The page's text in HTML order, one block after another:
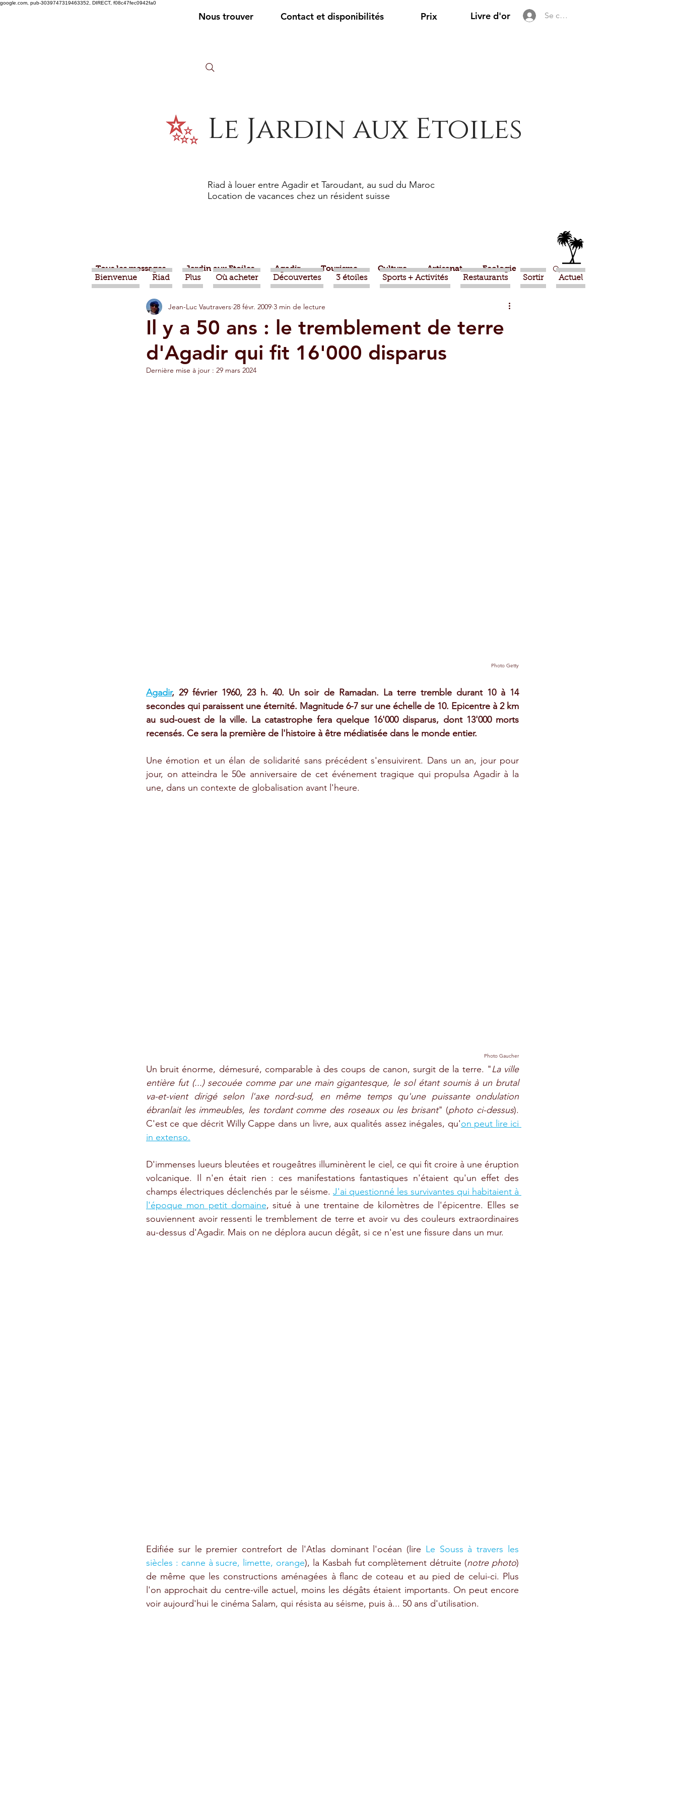
google.com, pub-3039747319463352, DIRECT, f08c47fec0942fa0
Nous trouver Contact et disponibilités Prix Livre d'or Se connecter
Le Jardin aux Etoiles
Riad à louer entre Agadir et Taroudant, au sud du Maroc
Location de vacances chez un résident suisse
Bienvenue Riad Plus Où acheter Découvertes 3 étoiles Sports + Activités Restaurants Sortir Actuel
Tous les messages Jardin aux Etoiles Agadir Tourisme Culture Artisanat Ecologie
Nature Berbère Politique Taroudant
Alimentation Evénements Mohammed VI Economie Déconseillé
Il y a 50 ans : le tremblement de terre
d'Agadir qui fit 16'000 disparus
Jean-Luc Vautravers 28 févr. 2009 3 min de lecture
Dernière mise à jour : 29 mars 2024
Photo Getty
Agadir, 29 février 1960, 23 h. 40. Un soir de Ramadan. La terre tremble durant 10 à 14
secondes qui paraissent une éternité. Magnitude 6-7 sur une échelle de 10. Epicentre à 2 km
au sud-ouest de la ville. La catastrophe fera quelque 16'000 disparus, dont 13'000 morts
recensés. Ce sera la première de l'histoire à être médiatisée dans le monde entier.
Une émotion et un élan de solidarité sans précédent s'ensuivirent. Dans un an, jour pour
jour, on atteindra le 50e anniversaire de cet événement tragique qui propulsa Agadir à la
une, dans un contexte de globalisation avant l'heure.
Photo Gaucher
Un bruit énorme, démesuré, comparable à des coups de canon, surgit de la terre. "La ville
entière fut (...) secouée comme par une main gigantesque, le sol étant soumis à un brutal
va-et-vient dirigé selon l'axe nord-sud, en même temps qu'une puissante ondulation
ébranlait les immeubles, les tordant comme des roseaux ou les brisant" (photo ci-dessus).
C'est ce que décrit Willy Cappe dans un livre, aux qualités assez inégales, qu'on peut lire ici
in extenso.
D'immenses lueurs bleutées et rougeâtres illuminèrent le ciel, ce qui fit croire à une éruption
volcanique. Il n'en était rien : ces manifestations fantastiques n'étaient qu'un effet des
champs électriques déclenchés par le séisme. J'ai questionné les survivantes qui habitaient à
l'époque mon petit domaine, situé à une trentaine de kilomètres de l'épicentre. Elles se
souviennent avoir ressenti le tremblement de terre et avoir vu des couleurs extraordinaires
au-dessus d'Agadir. Mais on ne déplora aucun dégât, si ce n'est une fissure dans un mur.
Edifiée sur le premier contrefort de l'Atlas dominant l'océan (lire Le Souss à travers les
siècles : canne à sucre, limette, orange), la Kasbah fut complètement détruite (notre photo)
de même que les constructions aménagées à flanc de coteau et au pied de celui-ci. Plus
l'on approchait du centre-ville actuel, moins les dégâts étaient importants. On peut encore
voir aujourd'hui le cinéma Salam, qui résista au séisme, puis à... 50 ans d'utilisation.